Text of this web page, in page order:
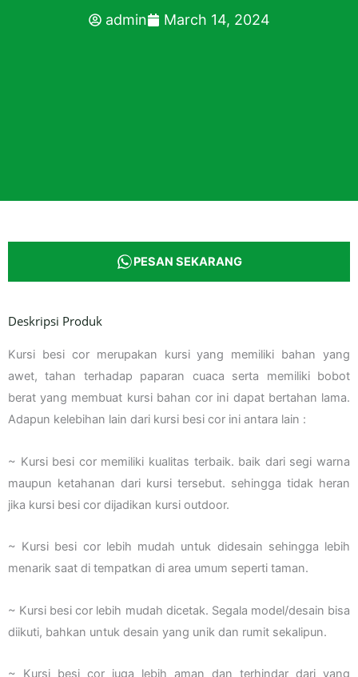
admin March 14, 2024
PESAN SEKARANG
Deskripsi Produk
Kursi besi cor merupakan kursi yang memiliki bahan yang
awet, tahan terhadap paparan cuaca serta memiliki bobot
berat yang membuat kursi bahan cor ini dapat bertahan lama.
Adapun kelebihan lain dari kursi besi cor ini antara lain :
~ Kursi besi cor memiliki kualitas terbaik. baik dari segi warna
maupun ketahanan dari kursi tersebut. sehingga tidak heran
jika kursi besi cor dijadikan kursi outdoor.
~ Kursi besi cor lebih mudah untuk didesain sehingga lebih
menarik saat di tempatkan di area umum seperti taman.
~ Kursi besi cor lebih mudah dicetak. Segala model/desain bisa
diikuti, bahkan untuk desain yang unik dan rumit sekalipun.
~ Kursi besi cor juga lebih aman dan terhindar dari yang